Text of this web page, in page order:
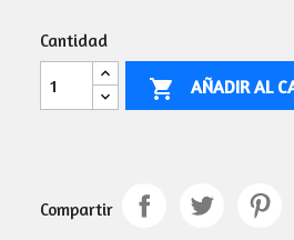
Cantidad
 AÑADIR AL
Compartir